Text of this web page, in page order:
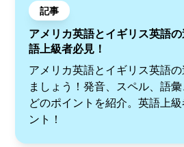
記事
アメリカ英語とイギリス英語
語上級者必見！
アメリカ英語とイギリス英語
ましょう！発音、スペル、語
どのポイントを紹介。英語上
ント！